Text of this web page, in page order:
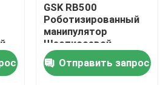
рабочие места
GSK RB500
Роботизированный
манипулятор
Шестиосевой
промышленный
роботОтправить запрос